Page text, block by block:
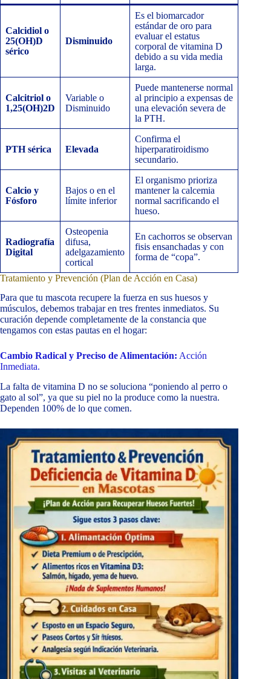
Calcidiol o
25(OH)D
sérico
Disminuido
Es el biomarcador
estándar de oro para
evaluar el estatus
corporal de vitamina D
debido a su vida media
larga.
Calcitriol o
1,25(OH)2D
Variable o
Disminuido
Puede mantenerse normal
al principio a expensas de
una elevación severa de
la PTH.
PTH sérica Elevada
Confirma el
hiperparatiroidismo
secundario.
Calcio y
Fósforo
Bajos o en el
límite inferior
El organismo prioriza
mantener la calcemia
normal sacrificando el
hueso.
Radiografía
Digital
Osteopenia
difusa,
adelgazamiento
cortical
En cachorros se observan
fisis ensanchadas y con
forma de “copa”.
Tratamiento y Prevención (Plan de Acción en Casa)
Para que tu mascota recupere la fuerza en sus huesos y
músculos, debemos trabajar en tres frentes inmediatos. Su
curación depende completamente de la constancia que
tengamos con estas pautas en el hogar:
Cambio Radical y Preciso de Alimentación: Acción
Inmediata.
La falta de vitamina D no se soluciona “poniendo al perro o
gato al sol”, ya que su piel no la produce como la nuestra.
Dependen 100% de lo que comen.